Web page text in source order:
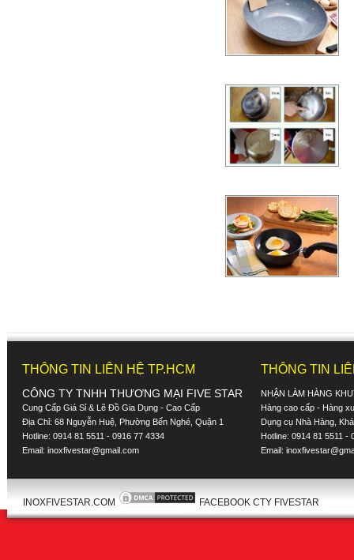
THÔNG TIN LIÊN HỆ TP.HCM
CÔNG TY TNHH THƯƠNG MẠI FIVE STAR
Cung Cấp Giá Sỉ & Lẽ Đồ Gia Dụng - Cao Cấp
Địa Chỉ: 68 Nguyễn Huệ, Phường Bến Nghé, Quận 1
Hotline: 0914 81 5511 - 0916 77 4334
Email: inoxfivestar@gmail.com
THÔNG TIN
NHẬN LÀM HÀNG
Hàng cao cấp - Hàng
Dụng cụ Nhà Hàng,
Hotline: 0914 81 5511 -
Email:
INOXFIVESTAR.COM FACEBOOK CTY FIVESTAR